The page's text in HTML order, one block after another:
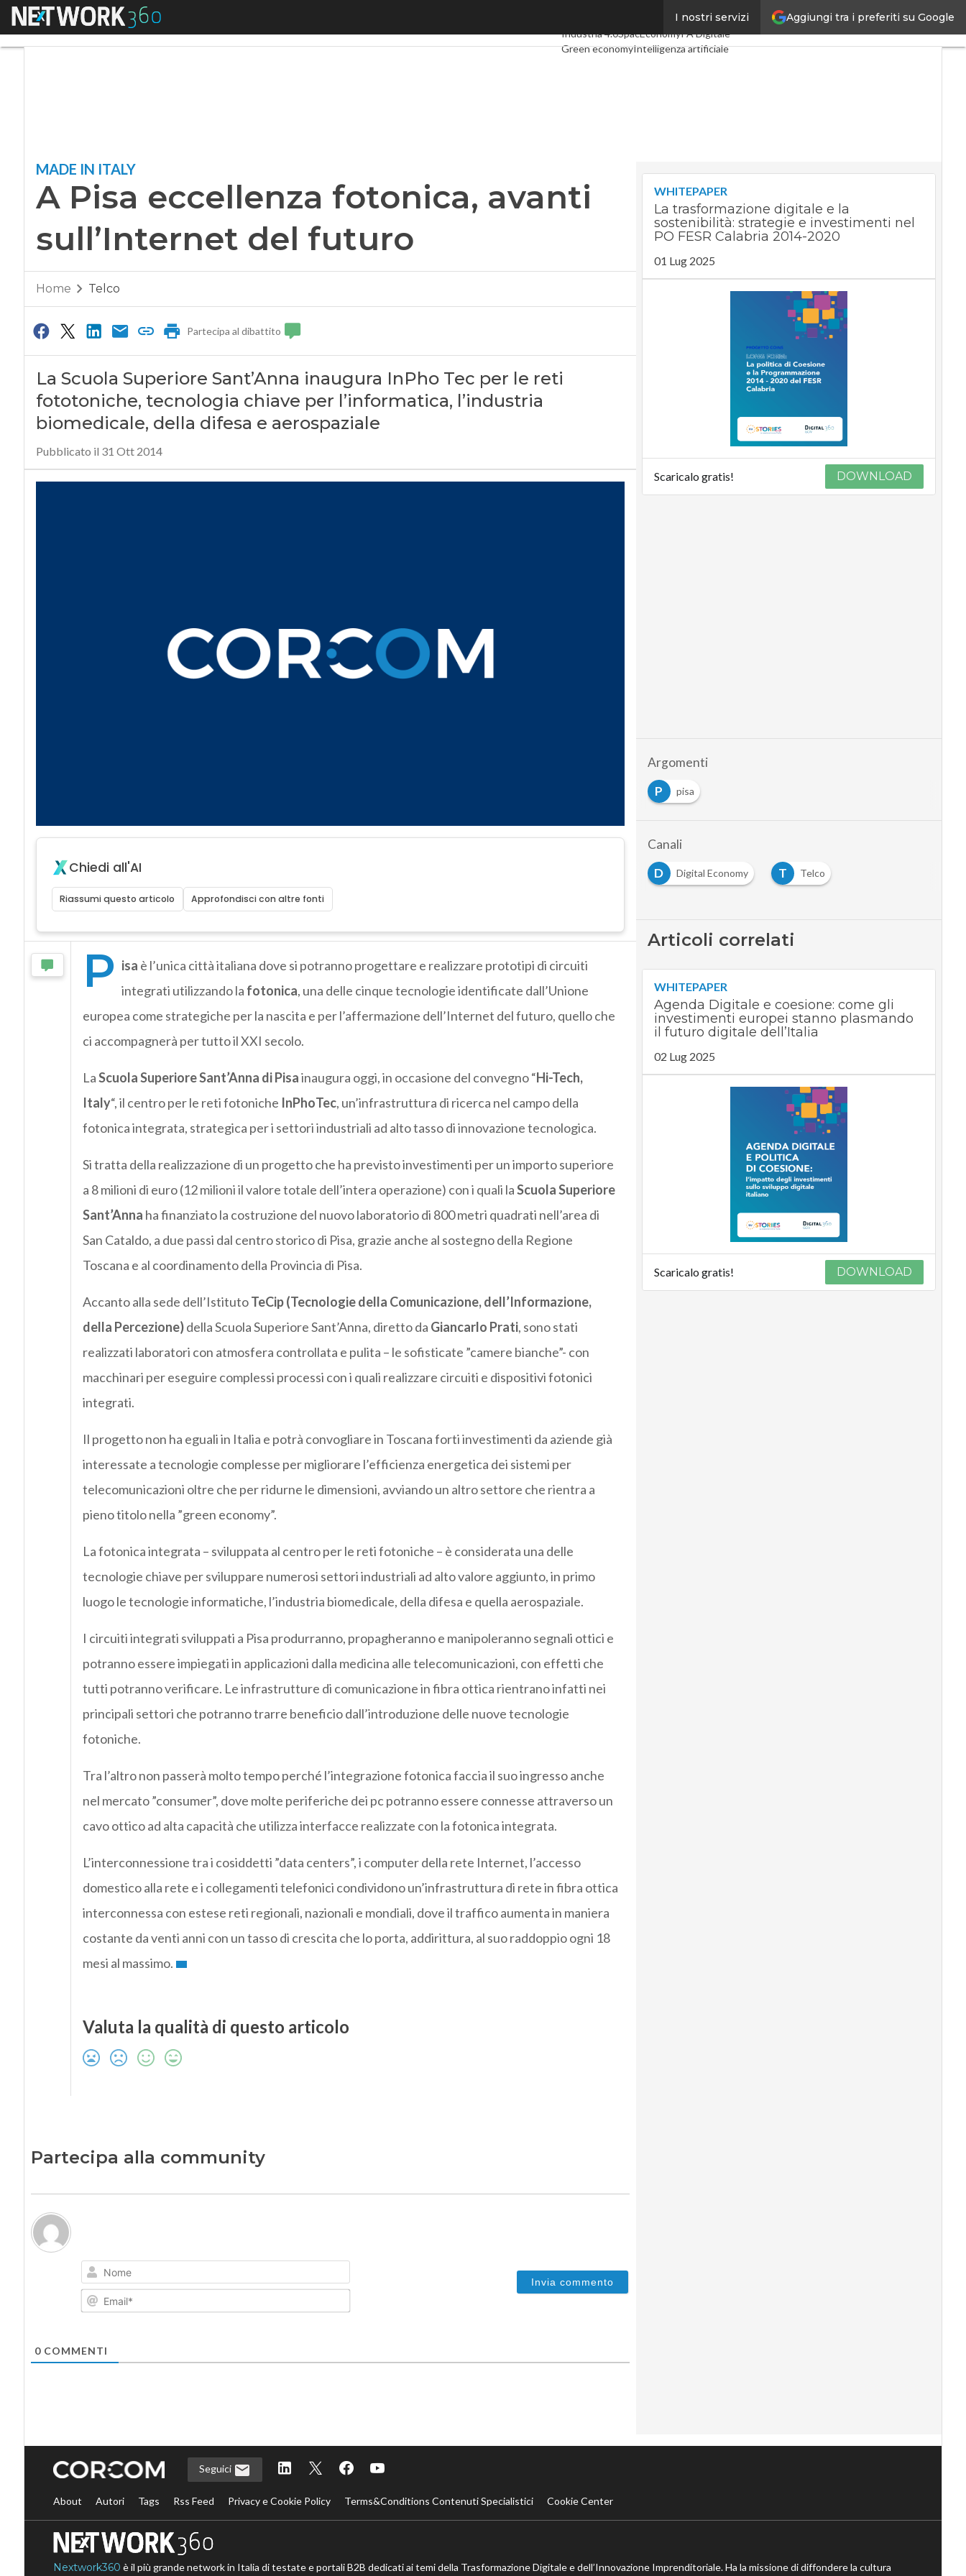
Aggiungi tra i preferiti su Google
I nostri servizi
Menu Digital EconomyTelco
Industria 4.0SpacEconomyPA Digitale
Green economyIntelligenza artificiale
MADE IN ITALY
A Pisa eccellenza fotonica, avanti
sull’Internet del futuro
Home Telco
Partecipa al dibattito
La Scuola Superiore Sant’Anna inaugura InPho Tec per le reti
fototoniche, tecnologia chiave per l’informatica, l’industria
biomedicale, della difesa e aerospaziale
Pubblicato il 31 Ott 2014
Chiedi all'AI
Riassumi questo articolo Approfondisci con altre fonti
P isa è l’unica città italiana dove si potranno progettare e realizzare prototipi di circuiti
integrati utilizzando la fotonica, una delle cinque tecnologie identificate dall’Unione
europea come strategiche per la nascita e per l’affermazione dell’Internet del futuro, quello che
ci accompagnerà per tutto il XXI secolo.
LaScuola Superiore Sant’Anna di Pisainaugura oggi, in occasione del convegno “Hi-Tech,
Italy“, il centro per le reti fotoniche InPhoTec, un’infrastruttura di ricerca nel campo della
fotonica integrata, strategica per i settori industriali ad alto tasso di innovazione tecnologica.
Si tratta della realizzazione di un progetto che ha previsto investimenti per un importo superiore
a 8 milioni di euro (12 milioni il valore totale dell’intera operazione) con i quali laScuola Superiore
Sant’Anna ha finanziato la costruzione del nuovo laboratorio di 800 metri quadrati nell’area di
San Cataldo, a due passi dal centro storico di Pisa, grazie anche al sostegno della Regione
Toscana e al coordinamento della Provincia di Pisa.
Accanto alla sede dell’IstitutoTeCip (Tecnologie della Comunicazione, dell’Informazione,
della Percezione)della Scuola Superiore Sant’Anna, diretto da Giancarlo Prati, sono stati
realizzati laboratori con atmosfera controllata e pulita – le sofisticate ”camere bianche”- con
macchinari per eseguire complessi processi con i quali realizzare circuiti e dispositivi fotonici
integrati.
Il progetto non ha eguali in Italia e potrà convogliare in Toscana forti investimenti da aziende già
interessate a tecnologie complesse per migliorare l’efficienza energetica dei sistemi per
telecomunicazioni oltre che per ridurne le dimensioni, avviando un altro settore che rientra a
pieno titolo nella ”green economy”.
La fotonica integrata – sviluppata al centro per le reti fotoniche – è considerata una delle
tecnologie chiave per sviluppare numerosi settori industriali ad alto valore aggiunto, in primo
luogo le tecnologie informatiche, l’industria biomedicale, della difesa e quella aerospaziale.
I circuiti integrati sviluppati a Pisa produrranno, propagheranno e manipoleranno segnali ottici e
potranno essere impiegati in applicazioni dalla medicina alle telecomunicazioni, con effetti che
tutti potranno verificare. Le infrastrutture di comunicazione in fibra ottica rientrano infatti nei
principali settori che potranno trarre beneficio dall’introduzione delle nuove tecnologie
fotoniche.
Tra l’altro non passerà molto tempo perché l’integrazione fotonica faccia il suo ingresso anche
nel mercato ”consumer”, dove molte periferiche dei pc potranno essere connesse attraverso un
cavo ottico ad alta capacità che utilizza interfacce realizzate con la fotonica integrata.
L’interconnessione tra i cosiddetti ”data centers”, i computer della rete Internet, l’accesso
domestico alla rete e i collegamenti telefonici condividono un’infrastruttura di rete in fibra ottica
interconnessa con estese reti regionali, nazionali e mondiali, dove il traffico aumenta in maniera
costante da venti anni con un tasso di crescita che lo porta, addirittura, al suo raddoppio ogni 18
mesi al massimo.
Valuta la qualità di questo articolo
Partecipa alla community
Nome
Email*
0COMMENTI
WHITEPAPER
La trasformazione digitale e la
sostenibilità: strategie e investimenti nel
PO FESR Calabria 2014-2020
01 Lug 2025
Scaricalo gratis! DOWNLOAD
Argomenti
P
pisa
Canali
D
Digital Economy T Telco
Articoli correlati
WHITEPAPER
Agenda Digitale e coesione: come gli
investimenti europei stanno plasmando
il futuro digitale dell’Italia
02 Lug 2025
Scaricalo gratis! DOWNLOAD
Seguici
About Autori Tags Rss Feed Privacy e Cookie Policy Terms&Conditions Contenuti Specialistici Cookie Center
Nextwork360 è il più grande network in Italia di testate e portali B2B dedicati ai temi della Trasformazione Digitale e dell’Innovazione Imprenditoriale. Ha la missione di diffondere la cultura